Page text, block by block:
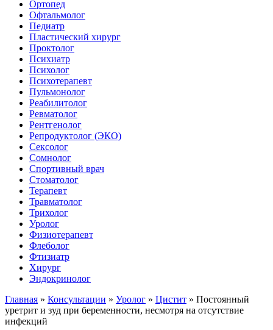
Ортопед
Офтальмолог
Педиатр
Пластический хирург
Проктолог
Психиатр
Психолог
Психотерапевт
Пульмонолог
Реабилитолог
Ревматолог
Рентгенолог
Репродуктолог (ЭКО)
Сексолог
Сомнолог
Спортивный врач
Стоматолог
Терапевт
Травматолог
Трихолог
Уролог
Физиотерапевт
Флеболог
Фтизиатр
Хирург
Эндокринолог
Главная » Консультации » Уролог » Цистит » Постоянный
уретрит и зуд при беременности, несмотря на отсутствие
инфекций